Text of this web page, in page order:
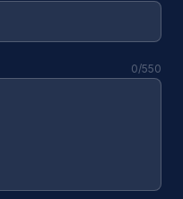
0/550